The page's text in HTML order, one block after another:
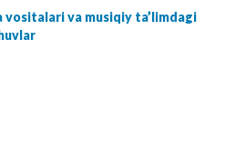
vositalari va musiqiy ta’limdagi